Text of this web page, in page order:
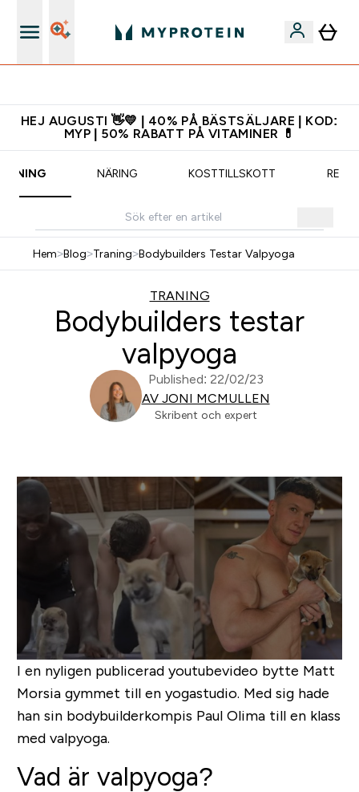
HEJ AUGUSTI 👋💛 | 40% PÅ BÄSTSÄLJARE | KOD:
MYP | 50% RABATT PÅ VITAMINER 💊
NÄRING KOSTTILLSKOTT
Hem>Blog>Traning>Bodybuilders Testar Valpyoga
TRANING
Bodybuilders testar
valpyoga
Published: 22/02/23
AV JONI MCMULLEN
Skribent och expert
I en nyligen publicerad youtubevideo bytte Matt
Morsia gymmet till en yogastudio. Med sig hade
han sin bodybuilderkompis Paul Olima till en klass
med valpyoga.
Vad är valpyoga?